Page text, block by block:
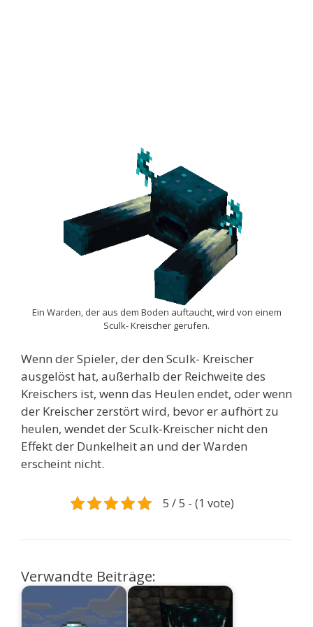
Ein Warden, der aus dem Boden auftaucht, wird von einem
Sculk- Kreischer gerufen.
Wenn der Spieler, der den Sculk- Kreischer
ausgelöst hat, außerhalb der Reichweite des
Kreischers ist, wenn das Heulen endet, oder wenn
der Kreischer zerstört wird, bevor er aufhört zu
heulen, wendet der Sculk-Kreischer nicht den
Effekt der Dunkelheit an und der Warden
erscheint nicht.
5 / 5 - (1 vote)
Verwandte Beiträge: